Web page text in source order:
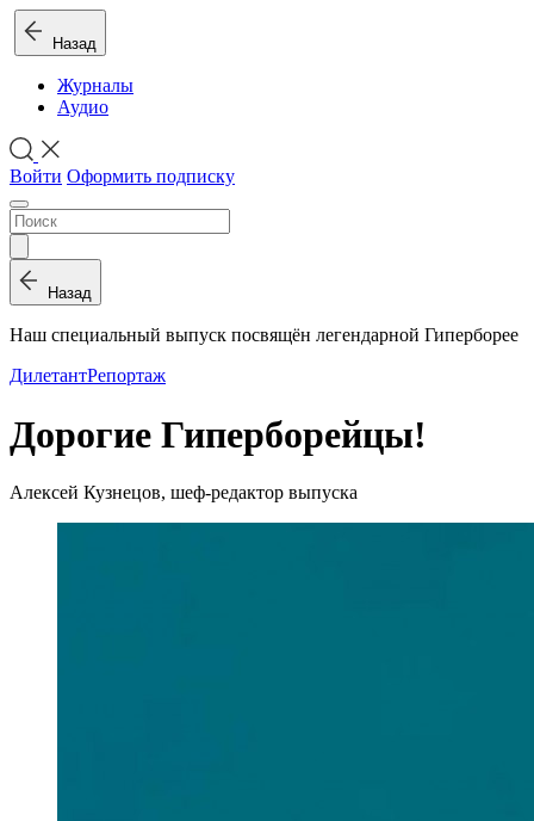
Назад
Журналы
Аудио
Войти Оформить подписку
Назад
Наш специальный выпуск посвящён легендарной Гиперборее
ДилетантРепортаж
Дорогие Гиперборейцы!
Алексей Кузнецов, шеф-редактор выпуска